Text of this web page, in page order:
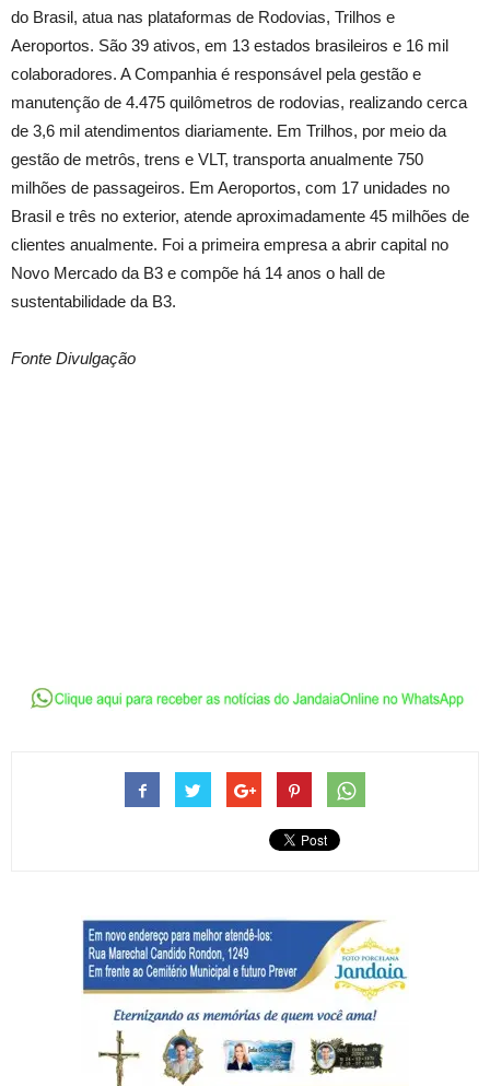
do Brasil, atua nas plataformas de Rodovias, Trilhos e
Aeroportos. São 39 ativos, em 13 estados brasileiros e 16 mil
colaboradores. A Companhia é responsável pela gestão e
manutenção de 4.475 quilômetros de rodovias, realizando cerca
de 3,6 mil atendimentos diariamente. Em Trilhos, por meio da
gestão de metrôs, trens e VLT, transporta anualmente 750
milhões de passageiros. Em Aeroportos, com 17 unidades no
Brasil e três no exterior, atende aproximadamente 45 milhões de
clientes anualmente. Foi a primeira empresa a abrir capital no
Novo Mercado da B3 e compõe há 14 anos o hall de
sustentabilidade da B3.
Fonte Divulgação